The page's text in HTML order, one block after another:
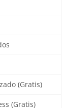
(Gratis)
(Gratis)